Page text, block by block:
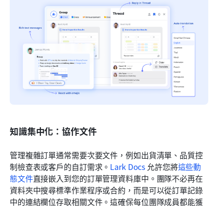
知識集中化：協作文件
管理複雜訂單通常需要次要文件，例如出貨清單、品質控
制檢查表或客戶的自訂需求。 Lark Docs 允許您將這些動
態文件直接嵌入到您的訂單管理資料庫中。團隊不必再在
資料夾中搜尋標準作業程序或合約，而是可以從訂單記錄
中的連結欄位存取相關文件。這確保每位團隊成員都能獲